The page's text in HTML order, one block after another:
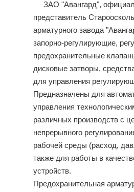
ЗАО "Авангард",
представитель
арматурного завода
запорно-регулирующие,
предохранительные
дисковые затворы,
для управления
Предназначены для
управления
различных производств с
непрерывного
рабочей среды (расход,
также для работы в
устройств.
Предохранительная